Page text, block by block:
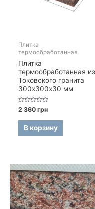
Плитка
термообработанная
Плитка
термообработанная из
Токовского гранита
300х300х30 мм
Оценка
0
из
2 360грн
В корзину